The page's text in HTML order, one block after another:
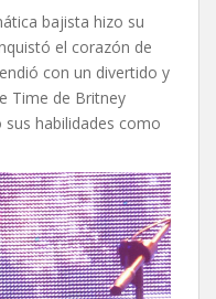
bajista hizo su
el corazón de
con un divertido y
Time de Britney
habilidades como